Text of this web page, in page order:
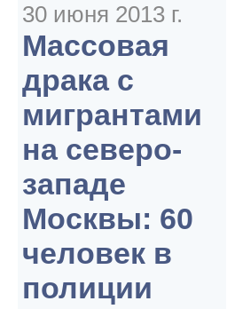
30 июня 2013 г.
Массовая
драка с
мигрантами
на северо-
западе
Москвы: 60
человек в
полиции